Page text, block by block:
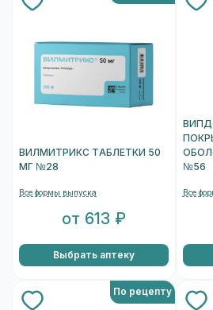
ВИЛМИТРИКС ТАБЛЕТКИ 50
МГ №28
Все формы выпуска
от 613 ₽
Выбрать аптеку
№56
Все
По рецепту